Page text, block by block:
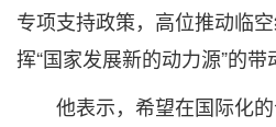
专项支持政策，高位推动临
挥“国家发展新的动力源”的带
他表示，希望在国际化的